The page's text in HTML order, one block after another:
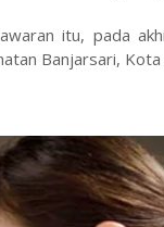
itu, pada
Banjarsari,